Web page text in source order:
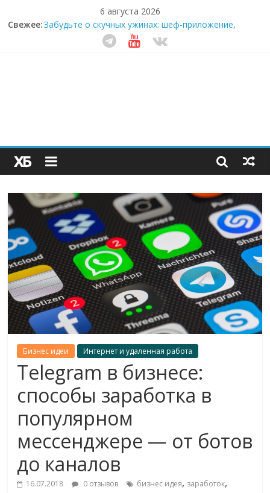
6 августа 2026
Свежее:Секрет супергидратации: почему кокосовая вода с
пребиотиками становится главным трендом
здорового питания
не забывать о самом важном креме этим летом
Бизнес идеи Интернет и удаленная работа
Telegram в бизнесе:
способы заработка в
популярном
мессенджере — от ботов
до каналов
16.07.2018 0 отзывов бизнес идея, заработок,